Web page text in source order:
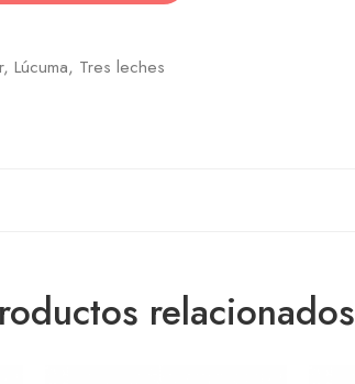
Lúcuma, Tres leches
relacionados